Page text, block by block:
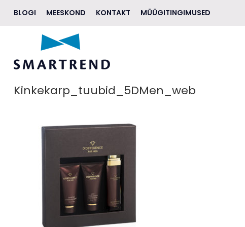
AKSESSUAARID
JALANÕUD
RIIDED
BLOGI MEESKOND KONTAKT MÜÜGITINGIMUSED
Kinkekarp_tuubid_5DMen_web